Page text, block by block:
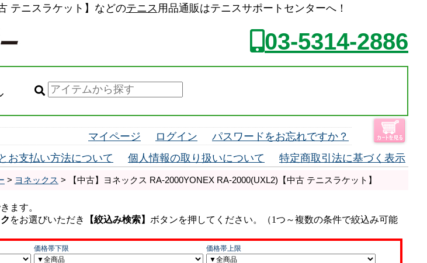
テニスラケット】などのテニス用品通販はテニスサポートセンターへ！
03-5314-2886
マイページ
ログイン
パスワードをお忘れですか？
お支払い方法について
個人情報の取り扱いについて 特定商取引法に基づく表示
> ヨネックス > 【中古】ヨネックス RA-2000YONEX RA-2000(UXL2)【中古 テニスラケット】